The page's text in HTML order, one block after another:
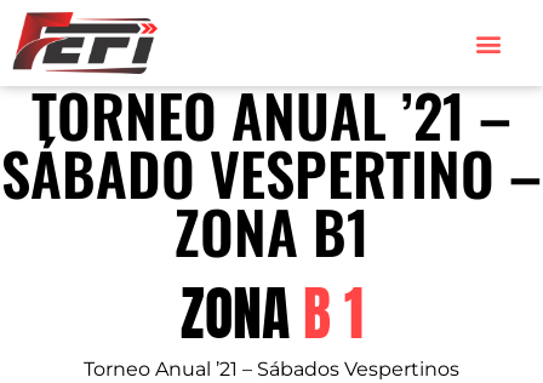
TORNEO ANUAL ’21 –
SÁBADO VESPERTINO –
ZONA B1
ZONAB 1
Torneo Anual ’21 – Sábados Vespertinos